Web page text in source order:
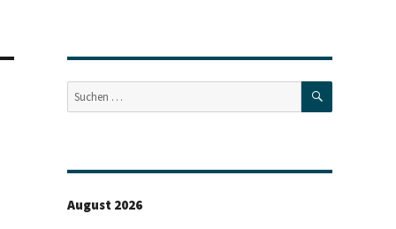
Suche
nach:
SUCHEN
August 2026